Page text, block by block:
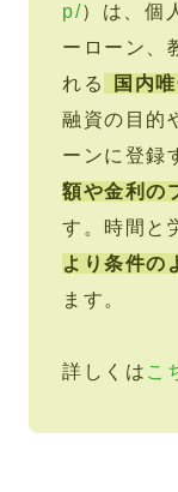
p/）は、個
ーローン、
れる
国内
融資の目的
ーンに登録
額や金利の
す。時間と
より条件の
ます。
詳しくは こ